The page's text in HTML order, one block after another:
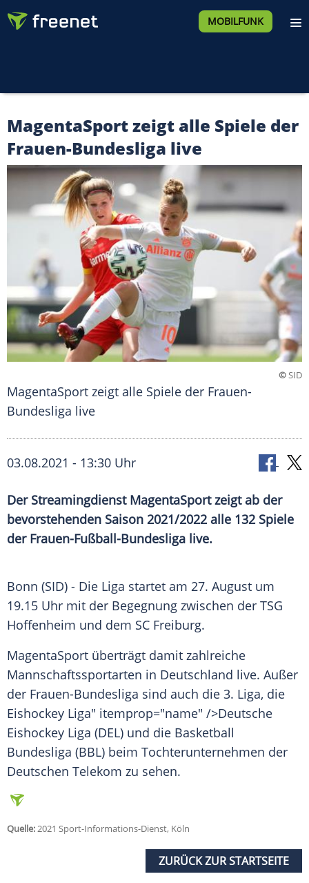
MOBILFUNK
MagentaSport zeigt alle Spiele der
Frauen-Bundesliga live
©SID
MagentaSport zeigt alle Spiele der Frauen-
Bundesliga live
03.08.2021 - 13:30 Uhr
Der Streamingdienst MagentaSportzeigt ab der
bevorstehenden Saison 2021/2022 alle 132 Spiele
der Frauen-Fußball-Bundesliga live.
Bonn (SID) - Die Liga startet am 27. August um
19.15 Uhr mit der Begegnung zwischen der TSG
Hoffenheim und dem SC Freiburg.
MagentaSport überträgt damit zahlreiche
Mannschaftssportarten in Deutschland live. Außer
der Frauen-Bundesliga sind auch die 3. Liga, die
Eishockey Liga" itemprop="name" />Deutsche
Eishockey Liga (DEL) und die Basketball
Bundesliga (BBL) beim Tochterunternehmen der
Deutschen Telekom zu sehen.
Quelle:2021 Sport-Informations-Dienst, Köln
ZURÜCK ZUR STARTSEITE